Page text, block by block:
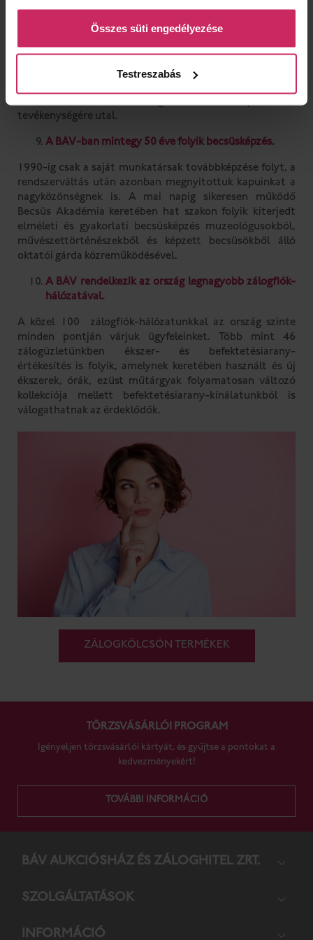
Összes süti engedélyezése
Testreszabás
tevékenysége ezekben az években beszűkült, csupán
néhány fővárosi üzletre korlátozódott.
tevékenységére utal.
A BÁV-ban mintegy 50 éve folyik becsüsképzés.
1990-ig csak a saját munkatársak továbbképzése folyt, a
rendszerváltás után azonban megnyitottuk kapuinkat a
nagyközönségnek is. A mai napig sikeresen működő
Becsüs Akadémia keretében hat szakon folyik kiterjedt
elméleti és gyakorlati becsüsképzés muzeológusokból,
művészettörténészekből és képzett becsüsökből álló
oktatói gárda közreműködésével.
A BÁV rendelkezik az ország legnagyobb zálogfiók-
hálózatával.
A közel 100 zálogfiók-hálózatunkkal az ország szinte
minden pontján várjuk ügyfeleinket. Több mint 46
zálogüzletünkben ékszer- és befektetésiarany-
értékesítés is folyik, amelynek keretében használt és új
ékszerek, órák, ezüst műtárgyak folyamatosan változó
kollekciója mellett befektetésiarany-kínálatunkból is
válogathatnak az érdeklődők.
ZÁLOGKÖLCSÖN TERMÉKEK
TÖRZSVÁSÁRLÓI PROGRAM
Igényeljen törzsvásárlói kártyát, és gyűjtse a pontokat a
kedvezményekért!
TOVÁBBI INFORMÁCIÓ
BÁV AUKCIÓS­HÁZ ÉS ZÁLOG­HITEL ZRT.
SZOL­GÁL­TA­TÁ­SOK
INFORMÁCIÓ